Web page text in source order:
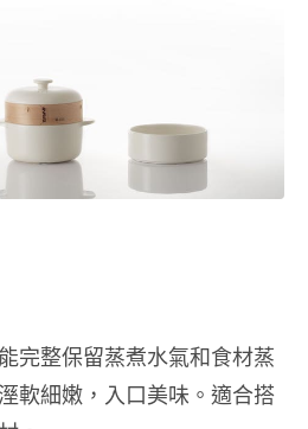
能完整保留蒸煮水氣和食材蒸
軟細嫩，入口美味。適合搭